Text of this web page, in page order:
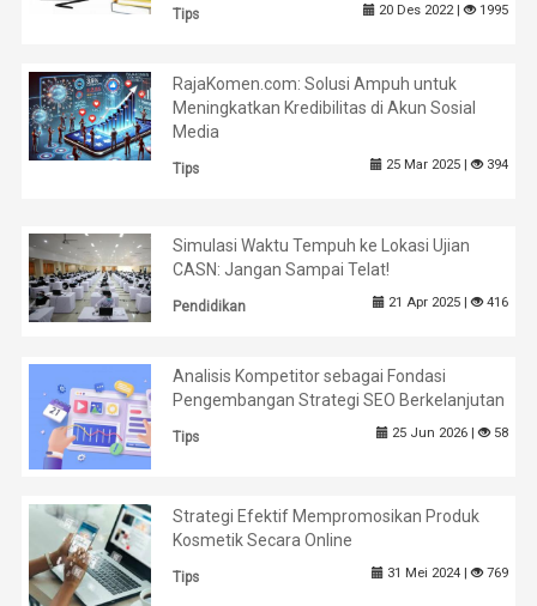
Tips 20 Des 2022 | 1995
RajaKomen.com: Solusi Ampuh untuk
Meningkatkan Kredibilitas di Akun Sosial
Media
Tips 25 Mar 2025 | 394
Simulasi Waktu Tempuh ke Lokasi Ujian
CASN: Jangan Sampai Telat!
Pendidikan 21 Apr 2025 | 416
Analisis Kompetitor sebagai Fondasi
Pengembangan Strategi SEO Berkelanjutan
Tips 25 Jun 2026 | 58
Strategi Efektif Mempromosikan Produk
Kosmetik Secara Online
Tips 31 Mei 2024 | 769